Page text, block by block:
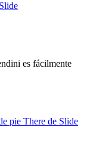
es fácilmente